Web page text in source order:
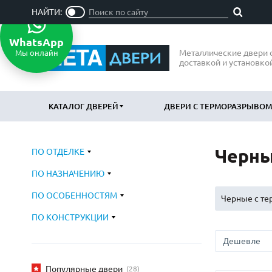
Металлические двери
доставкой и
КАТАЛОГ ДВЕРЕЙ
ПО ОТДЕЛКЕ
МДФ(865)
Порошковое напыление
Ламинат
ПО
В офис
ДВЕРИ С ТЕРМОРАЗРЫВОМ
НАЙТИ:
ПО ОТДЕЛКЕ
ПО НАЗНАЧЕНИЮ
ПО ОСОБЕННОСТЯМ
ПО КОНСТРУКЦИИ
Популярные двери (28)
Черные с
WhatsApp
Мы онлайн